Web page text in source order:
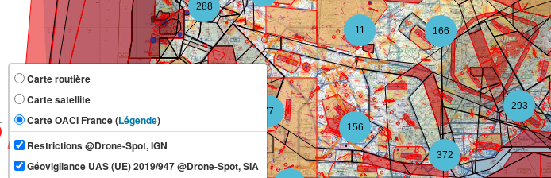
166
293
372
288
77
156
11
Carte routière
Carte satellite
Carte OACI France (Légende)
Restrictions @Drone-Spot, IGN
Géovigilance UAS (UE) 2019/947 @Drone-Spot, SIA